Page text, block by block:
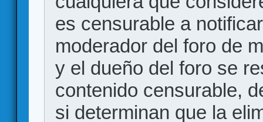
es censurable a
moderador del foro de
y el dueño del foro se
contenido censurable,
si determinan que la